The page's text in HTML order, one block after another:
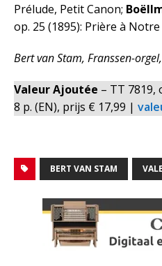
Prélude, Petit Canon;
op. 25 (1895): Prière à
Bert van Stam, Franssen-
Valeur Ajoutée – TT 7819,
8 p. (EN), prijs € 17,99 |
BERT VAN STAM